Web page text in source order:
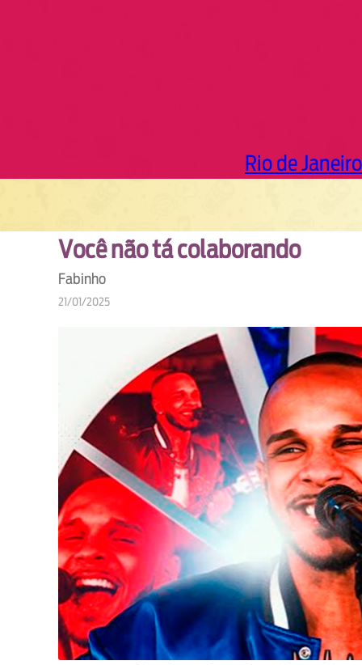
Rio de Janeiro
Você não tá colaborando
Fabinho
21/01/2025